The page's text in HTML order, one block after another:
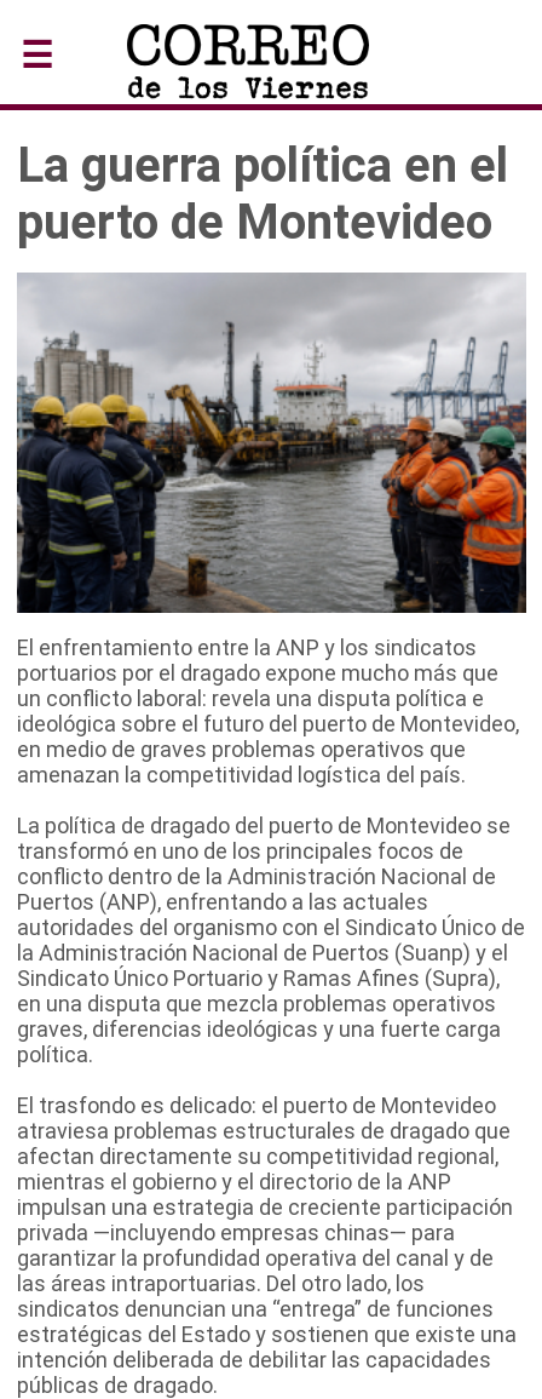
☰
La guerra política en el
puerto de Montevideo
El enfrentamiento entre la ANP y los sindicatos
portuarios por el dragado expone mucho más que
un conflicto laboral: revela una disputa política e
ideológica sobre el futuro del puerto de Montevideo,
en medio de graves problemas operativos que
amenazan la competitividad logística del país.
La política de dragado del puerto de Montevideo se
transformó en uno de los principales focos de
conflicto dentro de la Administración Nacional de
Puertos (ANP), enfrentando a las actuales
autoridades del organismo con el Sindicato Único de
la Administración Nacional de Puertos (Suanp) y el
Sindicato Único Portuario y Ramas Afines (Supra),
en una disputa que mezcla problemas operativos
graves, diferencias ideológicas y una fuerte carga
política.
El trasfondo es delicado: el puerto de Montevideo
atraviesa problemas estructurales de dragado que
afectan directamente su competitividad regional,
mientras el gobierno y el directorio de la ANP
impulsan una estrategia de creciente participación
privada —incluyendo empresas chinas— para
garantizar la profundidad operativa del canal y de
las áreas intraportuarias. Del otro lado, los
sindicatos denuncian una “entrega” de funciones
estratégicas del Estado y sostienen que existe una
intención deliberada de debilitar las capacidades
públicas de dragado.